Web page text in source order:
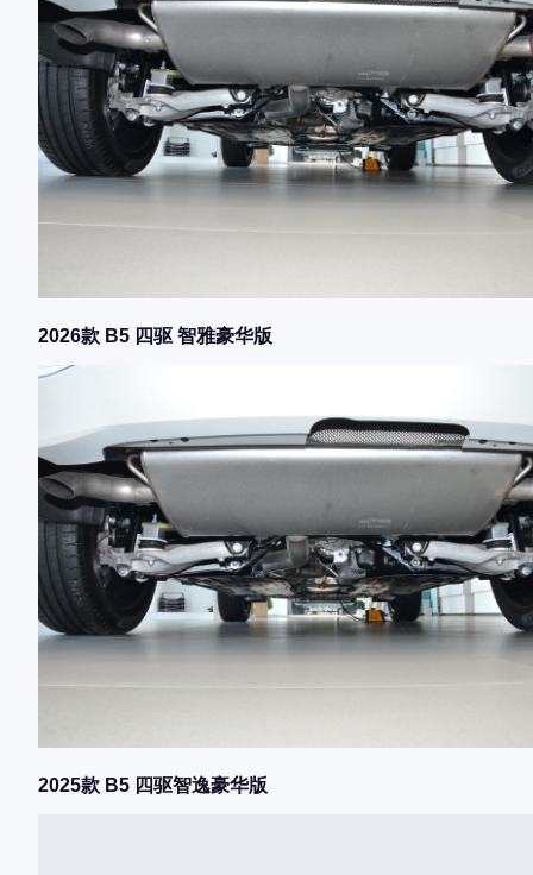
2026款 B5 四驱 智雅豪华版
2025款 B5 四驱智逸豪华版